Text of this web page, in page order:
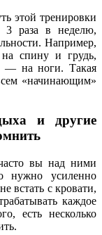
этой тренировки
3 раза в неделю,
Например,
спину и грудь,
— на ноги. Такая
«начинающим»
и другие
вы над ними
нужно усиленно
встать с кровати,
каждое
есть несколько